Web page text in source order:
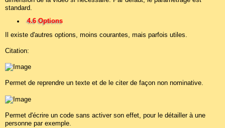
standard.
4.6 Options
Il existe d'autres options, moins courantes, mais parfois utiles.
Citation:
Permet de reprendre un texte et de le citer de façon non nominative.
Permet d'écrire un code sans activer son effet, pour le détailler à une
personne par exemple.